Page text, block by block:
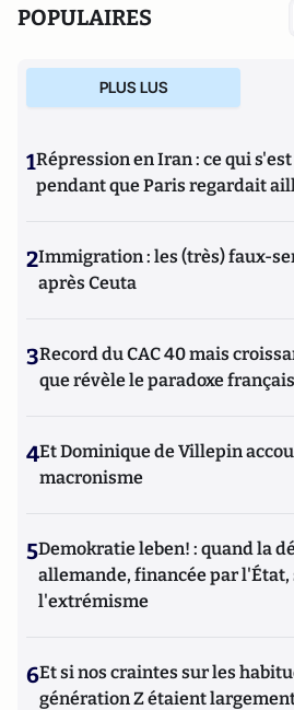
POPULAIRES
PLUS LUS
1Répression en Iran : ce qui
pendant que Paris regardait
2Immigration : les (très) faux-
après Ceuta
3Record du CAC 40 mais
que révèle le paradoxe français
4Et Dominique de Villepin
macronisme
5Demokratie leben! : quand la
allemande, financée par l'État,
l'extrémisme
6Et si nos craintes sur les
génération Z étaient